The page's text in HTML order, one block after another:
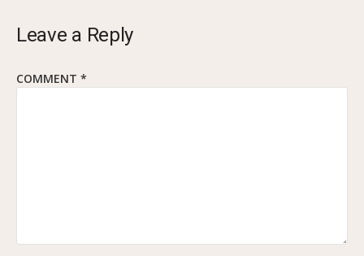
Leave a Reply
COMMENT *